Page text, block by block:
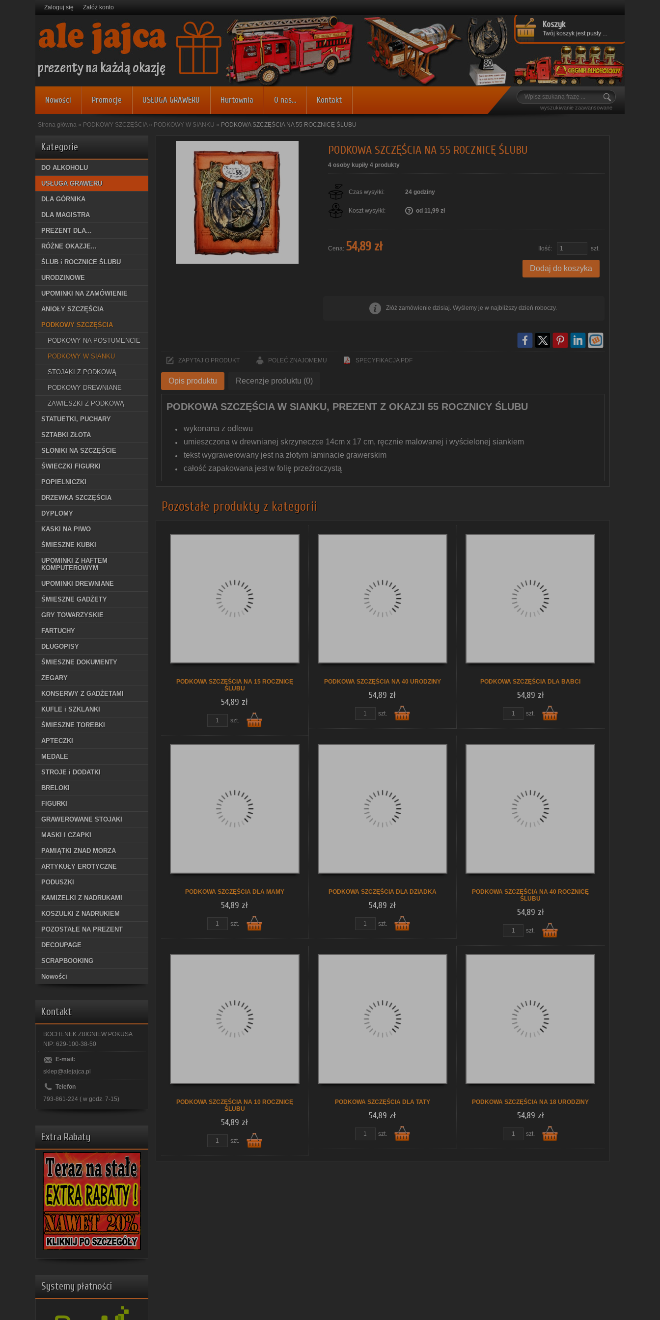
Koszyk
Twój koszyk jest pusty ...
Zaloguj się Załóż konto
wyszukiwanie zaawansowane
Nowości Promocje USŁUGA GRAWERU Hurtownia O nas... Kontakt
Strona główna » PODKOWY SZCZĘŚCIA» PODKOWY W SIANKU » PODKOWA SZCZĘŚCIA NA 55 ROCZNICĘ ŚLUBU
Kategorie
DO ALKOHOLU
USŁUGA GRAWERU
DLA GÓRNIKA
DLA MAGISTRA
PREZENT DLA...
RÓŻNE OKAZJE...
ŚLUB i ROCZNICE ŚLUBU
URODZINOWE
UPOMINKI NA ZAMÓWIENIE
ANIOŁY SZCZĘŚCIA
PODKOWY SZCZĘŚCIA
PODKOWY NA POSTUMENCIE
PODKOWY W SIANKU
STOJAKI Z PODKOWĄ
PODKOWY DREWNIANE
ZAWIESZKI Z PODKOWĄ
STATUETKI, PUCHARY
SZTABKI ZŁOTA
SŁONIKI NA SZCZĘŚCIE
ŚWIECZKI FIGURKI
POPIELNICZKI
DRZEWKA SZCZĘŚCIA
DYPLOMY
KASKI NA PIWO
ŚMIESZNE KUBKI
UPOMINKI Z HAFTEM
KOMPUTEROWYM
UPOMINKI DREWNIANE
ŚMIESZNE GADŻETY
GRY TOWARZYSKIE
FARTUCHY
DŁUGOPISY
ŚMIESZNE DOKUMENTY
ZEGARY
KONSERWY Z GADŻETAMI
KUFLE i SZKLANKI
ŚMIESZNE TOREBKI
APTECZKI
MEDALE
STROJE i DODATKI
BRELOKI
FIGURKI
GRAWEROWANE STOJAKI
MASKI I CZAPKI
PAMIĄTKI ZNAD MORZA
ARTYKUŁY EROTYCZNE
PODUSZKI
KAMIZELKI Z NADRUKAMI
KOSZULKI Z NADRUKIEM
POZOSTAŁE NA PREZENT
DECOUPAGE
SCRAPBOOKING
Nowości
Kontakt
BOCHENEK ZBIGNIEW POKUSA
NIP: 629-100-38-50
E-mail:
sklep@alejajca.pl
Telefon
793-861-224 ( w godz. 7-15)
Extra Rabaty
Systemy płatności
PODKOWA SZCZĘŚCIA NA 55 ROCZNICĘ ŚLUBU
4 osoby kupiły 4 produkty
Czas wysyłki: 24 godziny
Koszt wysyłki: od 11,99 zł
Cena: 54,89 zł Ilość: szt.
Dodaj do koszyka
Złóż zamówienie dzisiaj. Wyślemy je w najbliższy dzień roboczy.
ZAPYTAJ O PRODUKT POLEĆ ZNAJOMEMU SPECYFIKACJA PDF
Opis produktu Recenzje produktu (0)
PODKOWA SZCZĘŚCIA W SIANKU, PREZENT Z OKAZJI 55 ROCZNICY ŚLUBU
wykonana z odlewu
umieszczona w drewnianej skrzyneczce 14cm x 17 cm, ręcznie malowanej i wyścielonej siankiem
tekst wygrawerowany jest na złotym laminacie grawerskim
całość zapakowana jest w folię przeźroczystą
Pozostałe produkty z kategorii
PODKOWA SZCZĘŚCIA NA 15 ROCZNICĘ
ŚLUBU
54,89 zł
szt.
PODKOWA SZCZĘŚCIA NA 40 URODZINY
54,89 zł
szt.
PODKOWA SZCZĘŚCIA DLA BABCI
54,89 zł
szt.
PODKOWA SZCZĘŚCIA DLA MAMY
54,89 zł
szt.
PODKOWA SZCZĘŚCIA DLA DZIADKA
54,89 zł
szt.
PODKOWA SZCZĘŚCIA NA 40 ROCZNICĘ
ŚLUBU
54,89 zł
szt.
PODKOWA SZCZĘŚCIA NA 10 ROCZNICĘ
ŚLUBU
54,89 zł
szt.
PODKOWA SZCZĘŚCIA DLA TATY
54,89 zł
szt.
PODKOWA SZCZĘŚCIA NA 18 URODZINY
54,89 zł
szt.